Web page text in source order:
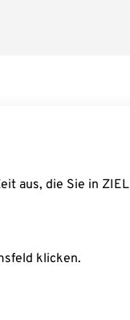
aus, die Sie in ZIEL
klicken.